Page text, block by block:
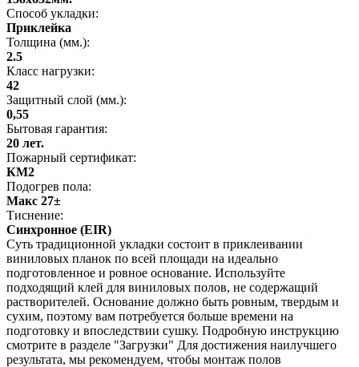
Способ укладки:
Приклейка
Толщина (мм.):
2.5
Класс нагрузки:
42
Защитный слой (мм.):
0,55
Бытовая гарантия:
20 лет.
Пожарный сертификат:
КМ2
Подогрев пола:
Макс 27±
Тиснение:
Синхронное (EIR)
Суть традиционной укладки состоит в приклеивании
виниловых планок по всей площади на идеально
подготовленное и ровное основание. Используйте
подходящий клей для виниловых полов, не содержащий
растворителей. Основание должно быть ровным, твердым и
сухим, поэтому вам потребуется больше времени на
подготовку и впоследствии сушку. Подробную инструкцию
смотрите в разделе "Загрузки" Для достижения наилучшего
результата, мы рекомендуем, чтобы монтаж полов